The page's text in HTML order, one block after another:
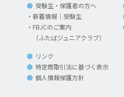
受験生・保護者の方へ
新着情報｜受験生
FBJCのご案内
（ふたばジュニアクラブ）
リンク
特定商取引法に基づく表示
個人情報保護方針